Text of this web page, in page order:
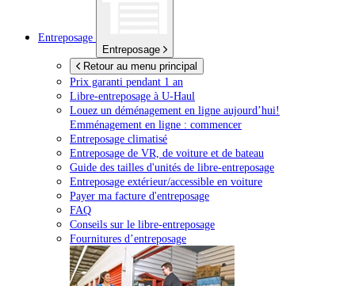
Entreposage
Entreposage
Retour au menu principal
Prix garanti pendant 1 an
Libre-entreposage à U-Haul
Louez un déménagement en ligne aujourd’hui!
Emménagement en ligne : commencer
Entreposage climatisé
Entreposage de VR, de voiture et de bateau
Guide des tailles d'unités de libre-entreposage
Entreposage extérieur/accessible en voiture
Payer ma facture d'entreposage
FAQ
Conseils sur le libre-entreposage
Fournitures d’entreposage